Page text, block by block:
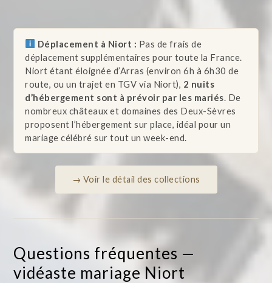
Déplacement à Niort : Pas de frais de
déplacement supplémentaires pour toute la France.
Niort étant éloignée d’Arras (environ 6h à 6h30 de
route, ou un trajet en TGV via Niort), 2 nuits
d’hébergement sont à prévoir par les mariés . De
nombreux châteaux et domaines des Deux-Sèvres
proposent l’hébergement sur place, idéal pour un
mariage célébré sur tout un week-end.
→ Voir le détail des collections
Questions fréquentes —
vidéaste mariage Niort